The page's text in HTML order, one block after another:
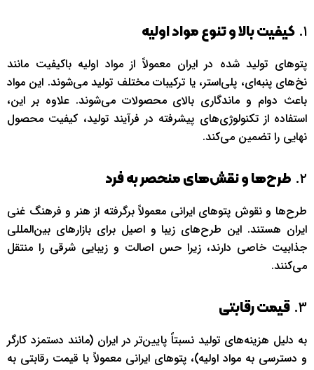
۱. کیفیت بالا و تنوع مواد اولیه
پتوهای تولید شده در ایران معمولاً از مواد اولیه باکیفیت مانند
نخ‌های پنبه‌ای، پلی‌استر، یا ترکیبات مختلف تولید می‌شوند. این مواد
باعث دوام و ماندگاری بالای محصولات می‌شوند. علاوه بر این،
استفاده از تکنولوژی‌های پیشرفته در فرآیند تولید، کیفیت محصول
نهایی را تضمین می‌کند.
۲. طرح‌ها و نقش‌های منحصر به فرد
طرح‌ها و نقوش پتوهای ایرانی معمولاً برگرفته از هنر و فرهنگ غنی
ایران هستند. این طرح‌های زیبا و اصیل برای بازارهای بین‌المللی
جذابیت خاصی دارند، زیرا حس اصالت و زیبایی شرقی را منتقل
می‌کنند.
۳. قیمت رقابتی
به دلیل هزینه‌های تولید نسبتاً پایین‌تر در ایران (مانند دستمزد کارگر
و دسترسی به مواد اولیه)، پتوهای ایرانی معمولاً با قیمت رقابتی به